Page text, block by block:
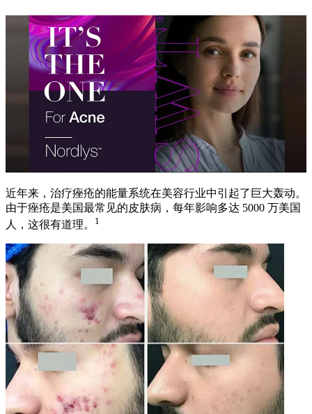
近年来，治疗痤疮的能量系统在美容行业中引起了巨大轰动。
由于痤疮是美国最常见的皮肤病，每年影响多达 5000 万美国
人，这很有道理。
1